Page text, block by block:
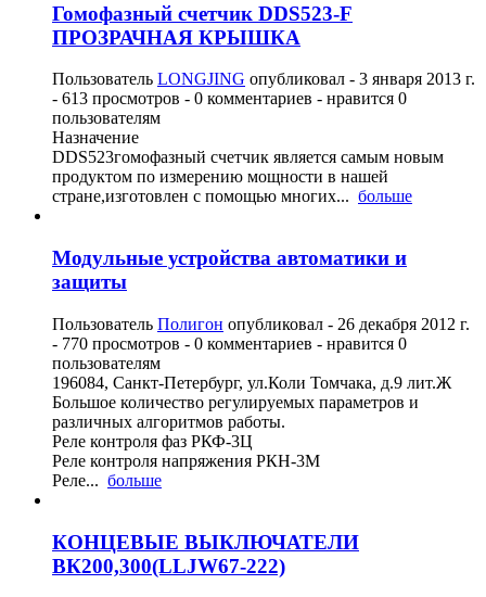
Гомофазный счетчик DDS523-F
ПРОЗРАЧНАЯ КРЫШКА
Пользователь LONGJING опубликовал - 3 января 2013 г.
- 613 просмотров - 0 комментариев - нравится 0
пользователям
Назначение
DDS523гомофазный счетчик является самым новым
продуктом по измерению мощности в нашей
стране,изготовлен с помощью многих... больше
Модульные устройства автоматики и
защиты
Пользователь Полигон опубликовал - 26 декабря 2012 г.
- 770 просмотров - 0 комментариев - нравится 0
пользователям
196084, Санкт-Петербург, ул.Коли Томчака, д.9 лит.Ж
Большое количество регулируемых параметров и
различных алгоритмов работы.
Реле контроля фаз РКФ-3Ц
Реле контроля напряжения РКН-3М
Реле... больше
КОНЦЕВЫЕ ВЫКЛЮЧАТЕЛИ
ВК200,300(LLJW67-222)